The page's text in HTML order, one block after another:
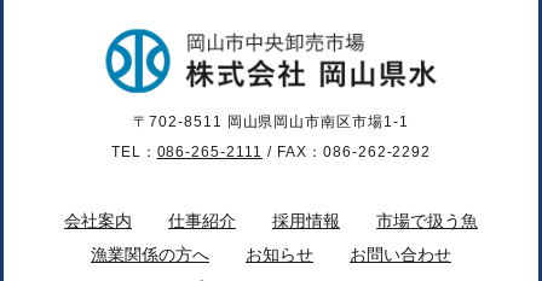
〒702-8511 岡山県岡山市南区市場1-1
TEL： 086-265-2111 / FAX：086-262-2292
会社案内 仕事紹介 採用情報
市場で扱う魚
漁業関係の方へ
お知らせ
お問い合わせ